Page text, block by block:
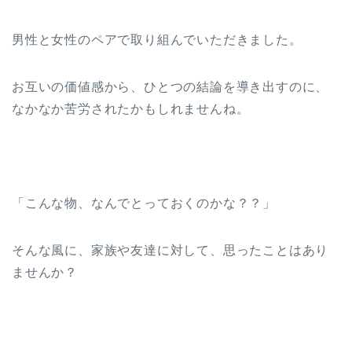
男性と女性のペアで取り組んでいただきました。
お互いの価値感から、ひとつの結論を導き出すのに、
なかなか苦労されたかもしれませんね。
「こんな物、なんでとっておくのかな？？」
そんな風に、家族や友達に対して、思ったことはあり
ませんか？